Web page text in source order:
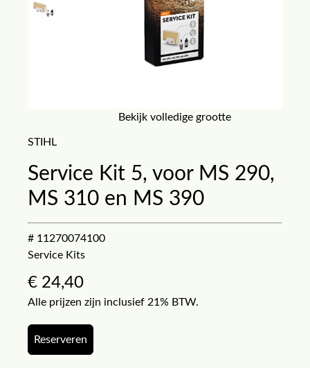
Bekijk volledige grootte
STIHL
Service Kit 5, voor MS 290,
MS 310 en MS 390
# 11270074100
Service Kits
€ 24,40
Alle prijzen zijn inclusief 21% BTW.
Reserveren